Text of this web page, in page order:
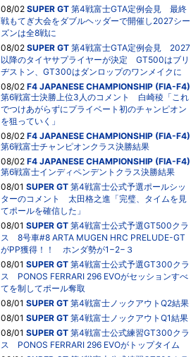
08/02 SUPER GT 第4戦富士GTA定例会見 最終
戦もてぎ大会をダブルヘッダーで開催し2027シー
ズンは全8戦に
08/02 SUPER GT 第4戦富士GTA定例会見 2027
以降のタイヤサプライヤーが決定 GT500はブリ
ヂストン、GT300はダンロップのワンメイクに
08/02 F4 JAPANESE CHAMPIONSHIP (FIA-F4)
第6戦富士決勝上位3人のコメント 白崎稜「これ
でつけあがらずにプライベート初のチャンピオン
を狙っていく」
08/02 F4 JAPANESE CHAMPIONSHIP (FIA-F4)
第6戦富士チャンピオンクラス決勝結果
08/02 F4 JAPANESE CHAMPIONSHIP (FIA-F4)
第6戦富士インディペンデントクラス決勝結果
08/01 SUPER GT 第4戦富士公式予選ポールシッ
ターのコメント 太田格之進「完璧、タイムを見
てポールを確信した」
08/01 SUPER GT 第4戦富士公式予選GT500クラ
ス 8号車#8 ARTA MUGEN HRC PRELUDE-GT
がPP獲得！！ ホンダ勢が1−2−３
08/01 SUPER GT 第4戦富士公式予選GT300クラ
ス PONOS FERRARI 296 EVOがセッションすべ
てを制してポール奪取
08/01 SUPER GT 第4戦富士ノックアウトQ2結果
08/01 SUPER GT 第4戦富士ノックアウトQ1結果
08/01 SUPER GT 第4戦富士公式練習GT300クラ
ス PONOS FERRARI 296 EVOがトップタイム